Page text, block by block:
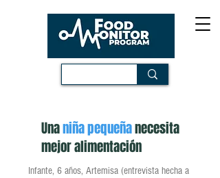
Unaniña pequeñanecesita
mejor alimentación
Infante, 6 años, Artemisa (entrevista hecha a